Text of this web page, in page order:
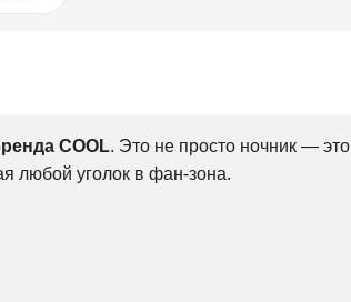
COOL. Это не просто ночник — это
любой уголок в фан-зона.